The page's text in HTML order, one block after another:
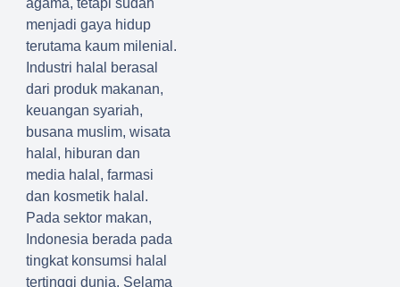
menjadi gaya hidup
terutama kaum milenial.
Industri halal berasal
dari produk makanan,
keuangan syariah,
busana muslim, wisata
halal, hiburan dan
media halal, farmasi
dan kosmetik halal.
Pada sektor makan,
Indonesia berada pada
tingkat konsumsi halal
tertinggi dunia. Selama